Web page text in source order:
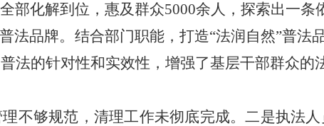
部化解到位，惠及群众5000余人，探索出一条
法品牌。结合部门职能，打造“法润自然”普
法的针对性和实效性，增强了基层干部群众的
不够规范，清理工作未彻底完成。二是执法人